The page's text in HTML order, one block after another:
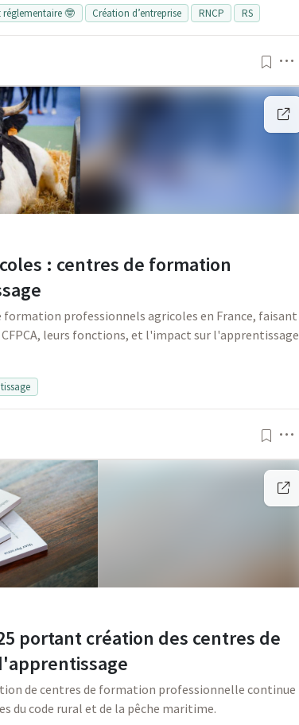
réglementaire 🤓 Création d’entreprise RNCP RS
: centres de formation
professionnels agricoles en France, faisant
CFPCA, leurs fonctions, et l'impact sur l'apprentissage
portant création des centres de
de centres de formation professionnelle continue
du code rural et de la pêche maritime.